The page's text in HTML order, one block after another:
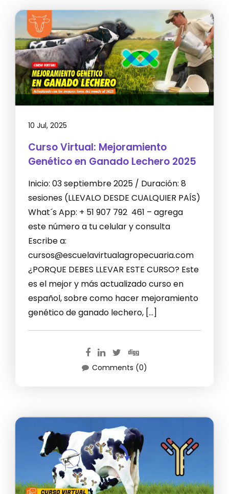
10 Jul, 2025
Curso Virtual: Mejoramiento
Genético en Ganado Lechero 2025
Inicio: 03 septiembre 2025 / Duración: 8
sesiones (LLEVALO DESDE CUALQUIER PAÍS)
What´s App: + 51 907 792 461 – agrega
este número a tu celular y consulta
Escribe a:
cursos@escuelavirtualagropecuaria.com
¿PORQUE DEBES LLEVAR ESTE CURSO? Este
es el mejor y más actualizado curso en
español, sobre como hacer mejoramiento
genético de ganado lechero, […]
Comments (0)